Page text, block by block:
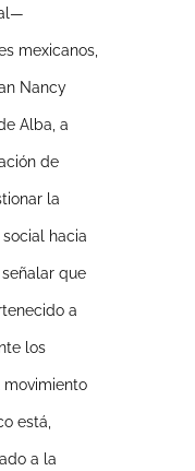
mexicanos,
Nancy
Alba, a
de
la
hacia
que
a
los
está,
a la